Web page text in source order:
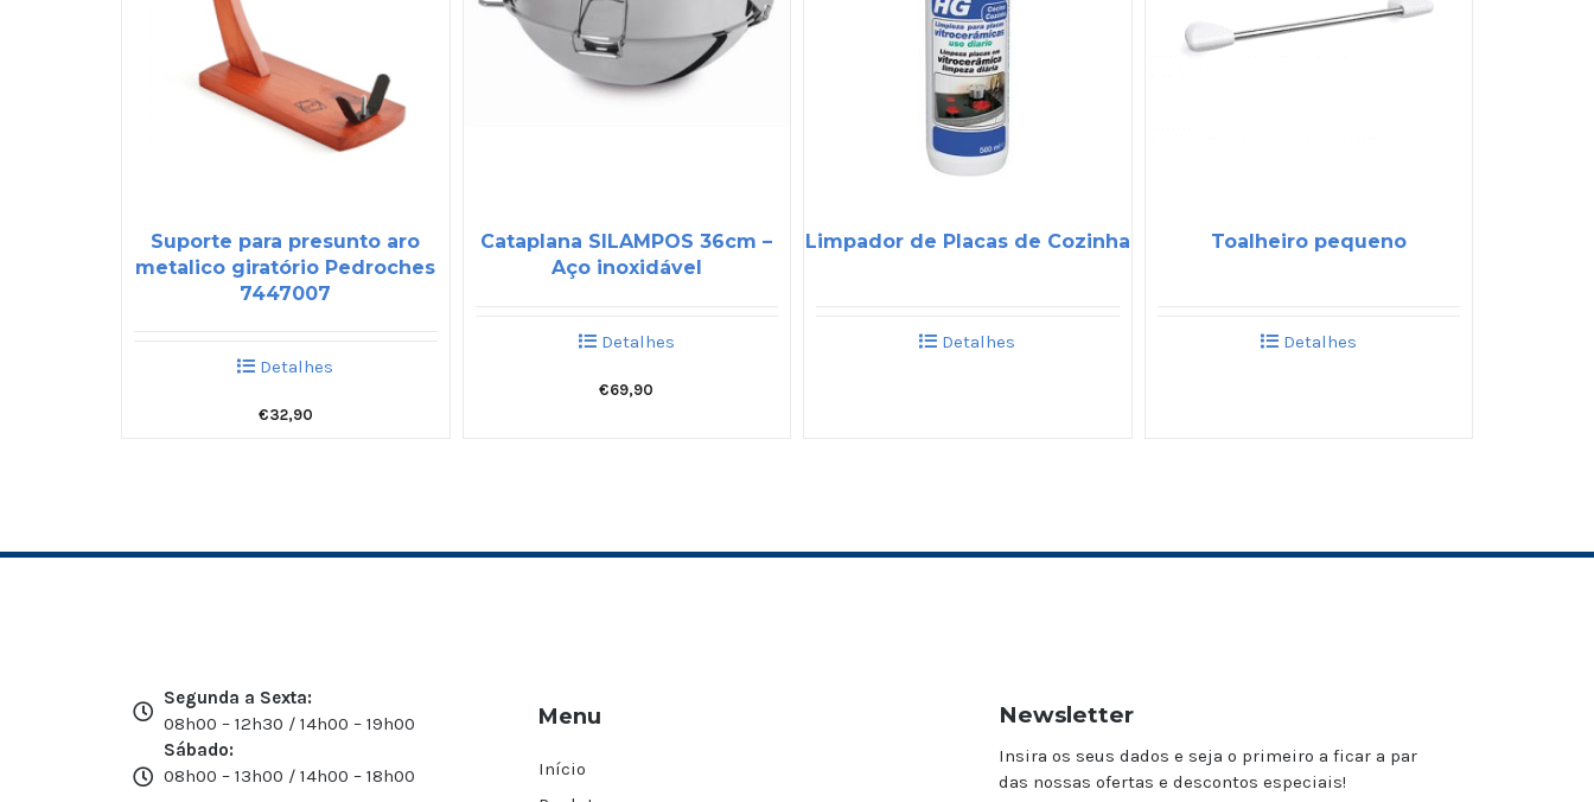
Suporte para presunto aro
metalico giratório Pedroches
7447007
Detalhes
€32,90
Cataplana SILAMPOS 36cm –
Aço inoxidável
Detalhes
€69,90
Limpador de Placas de Cozinha
Detalhes
Toalheiro pequeno
Detalhes
Segunda a Sexta:
08h00 – 12h30 / 14h00 – 19h00
Sábado:
08h00 – 13h00 / 14h00 – 18h00
Menu
Início
Newsletter
Insira os seus dados e seja o primeiro a ficar a par
das nossas ofertas e descontos especiais!